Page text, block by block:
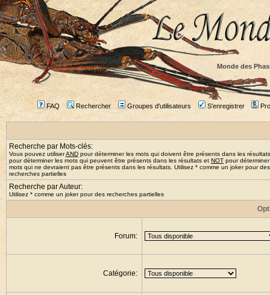
Monde des
FAQ Rechercher Groupes d'utilisateurs S'enregistrer
Recherche par Mots-clés:
Vous pouvez utiliserAND pour déterminer les mots qui doivent être présents dans les
pour déterminer les mots qui peuvent être présents dans les résultats et NOT pour
mots qui ne devraient pas être présents dans les résultats. Utilisez * comme un joker pour des
recherches partielles
Recherche par Auteur:
Utilisez * comme un joker pour des recherches partielles
Forum:
Catégorie: